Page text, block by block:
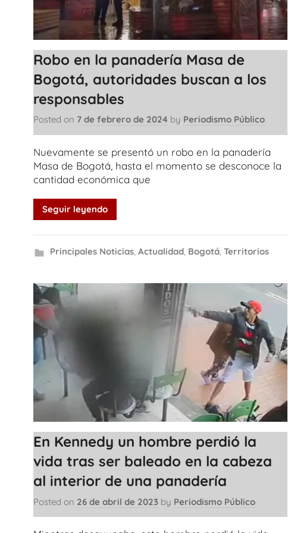
Robo en la panadería Masa de
Bogotá, autoridades buscan a los
responsables
Posted on 7 de febrero de 2024 by Periodismo Público
Nuevamente se presentó un robo en la panadería
Masa de Bogotá, hasta el momento se desconoce la
cantidad económica que
Seguir leyendo
Principales Noticias, Actualidad, Bogotá, Territorios
En Kennedy un hombre perdió la
vida tras ser baleado en la cabeza
al interior de una panadería
Posted on 26 de abril de 2023 by Periodismo Público